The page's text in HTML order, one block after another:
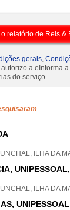
gerais,
autorizo a eInforma
do serviço.
ILHA DA
ILHA DA